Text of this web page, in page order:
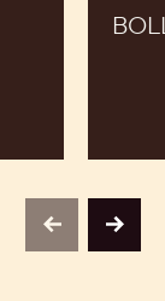
previousnext